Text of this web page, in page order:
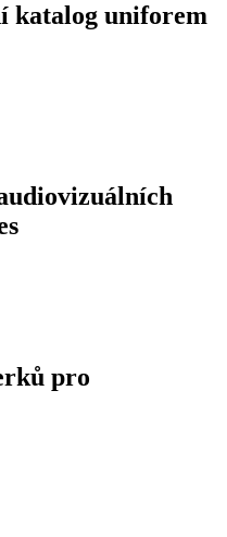
katalog uniforem
pro